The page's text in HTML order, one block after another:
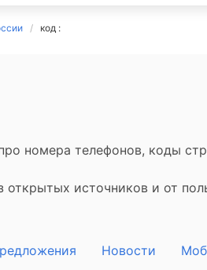
код :
номера телефонов, коды
источников и от
Новости